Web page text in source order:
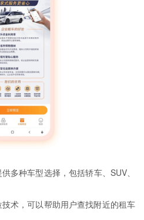
多种车型选择，包括轿车、SUV、
术，可以帮助用户查找附近的租车